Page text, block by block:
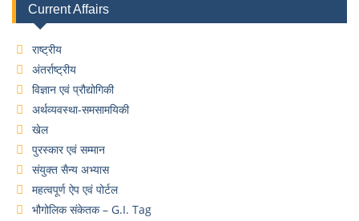
Current Affairs
राष्ट्रीय
अंतर्राष्ट्रीय
विज्ञान एवं प्रौद्योगिकी
अर्थव्यवस्था-समसामयिकी
खेल
पुरस्कार एवं सम्मान
संयुक्त सैन्य अभ्यास
महत्वपूर्ण ऐप एवं पोर्टल
भौगोलिक संकेतक – G.I. Tag